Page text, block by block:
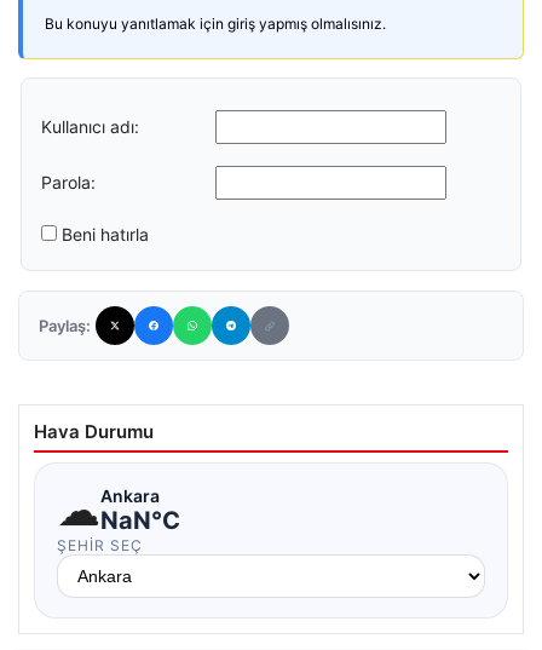
Bu konuyu yanıtlamak için giriş yapmış olmalısınız.
Kullanıcı adı:
Parola:
Beni hatırla
Paylaş:
Hava Durumu
☁Ankara
NaN°C
ŞEHIR SEÇ